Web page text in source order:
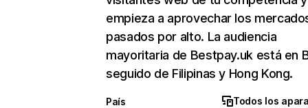
empieza a aprovechar los
pasados por alto. La audiencia
mayoritaria de Bestpay.uk está en
seguido de Filipinas y Hong Kong.
País Todos los